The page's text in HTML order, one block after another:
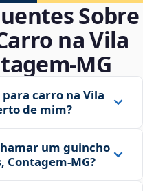
Sobre
na Vila
carro na Vila
de mim?
um guincho